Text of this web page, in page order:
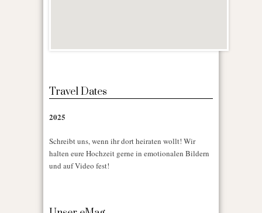
Travel Dates
2025
Schreibt uns, wenn ihr dort heiraten wollt! Wir
halten eure Hochzeit gerne in emotionalen Bildern
und auf Video fest!